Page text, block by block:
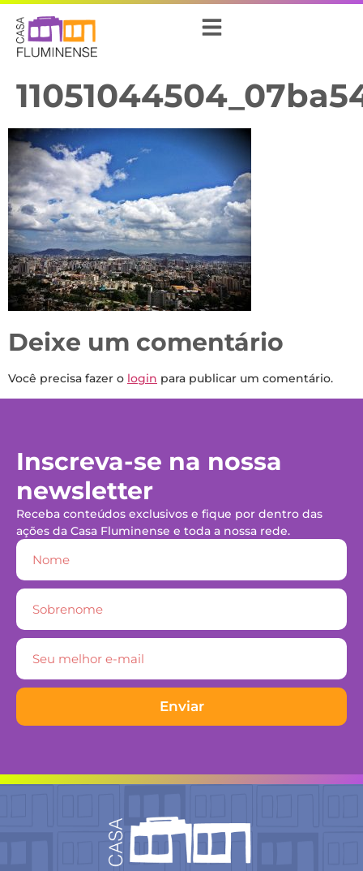
Deixe um comentário
Você precisa fazer o login para publicar um comentário.
Inscreva-se na nossa
newsletter
Receba conteúdos exclusivos e fique por dentro das
ações da Casa Fluminense e toda a nossa rede.
Enviar